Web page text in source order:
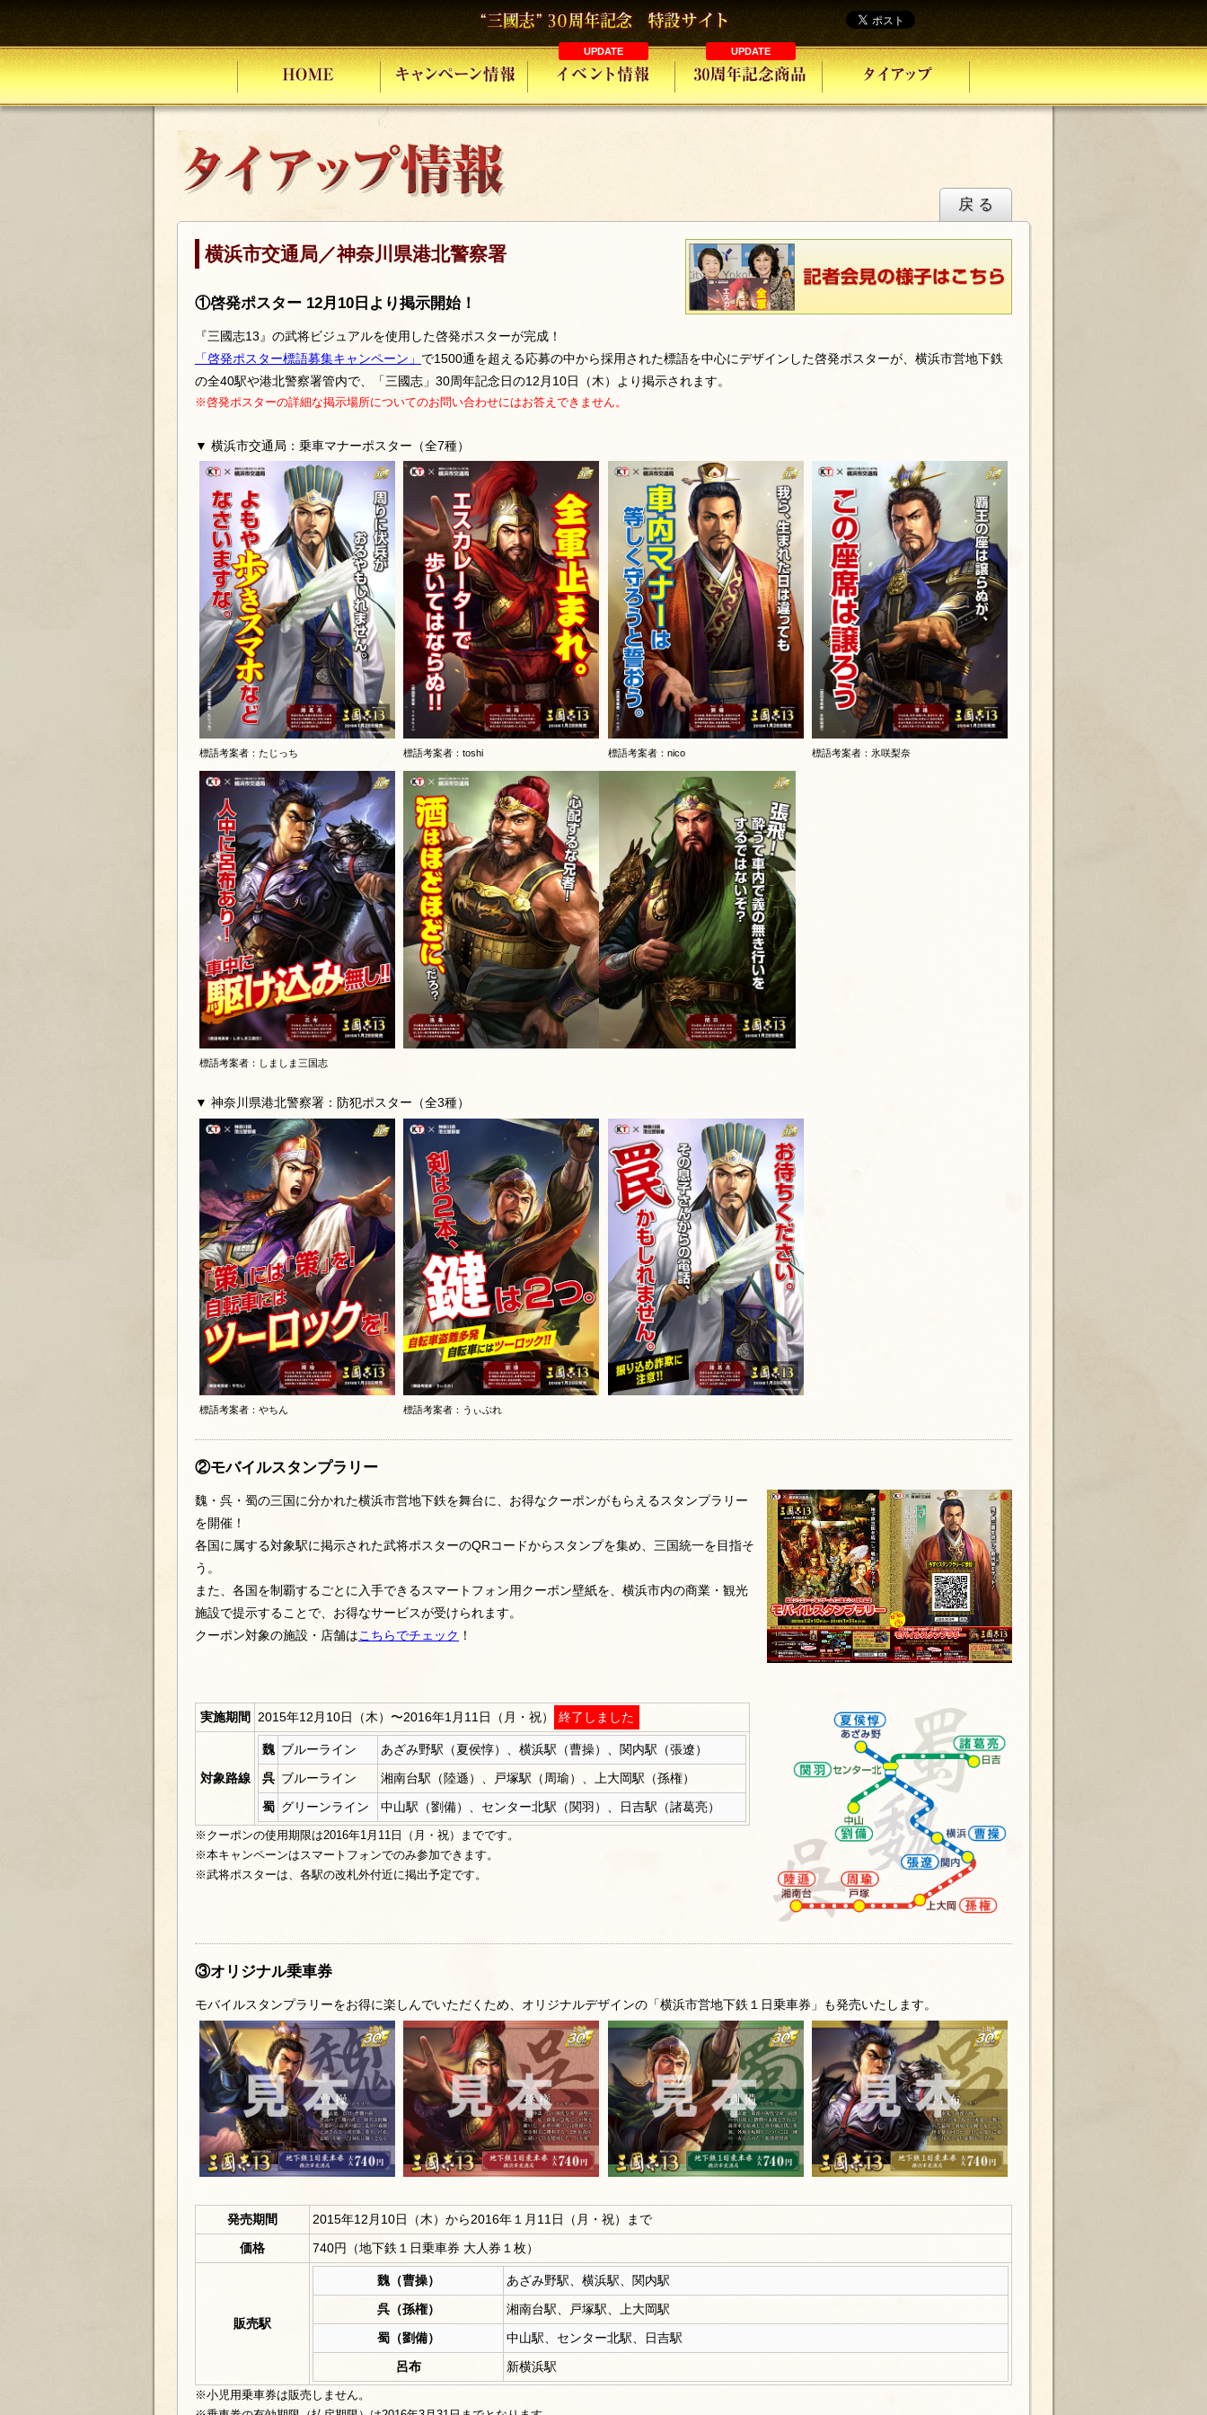
キャンペーン情報
イベント情報
UPDATE
戻 る
横浜市交通局／神奈川県港北警察署
①啓発ポスター 12月10日より掲示開始！
『三國志13』の武将ビジュアルを使用した啓発ポスターが完成！
「啓発ポスター標語募集キャンペーン」 で1500通を超える応募の中から採用された標語を中心にデザインした啓発ポスターが、横浜市営地下鉄
の全40駅や港北警察署管内で、「三國志」30周年記念日の12月10日（木）より掲示されます。
※啓発ポスターの詳細な掲示場所についてのお問い合わせにはお答えできません。
▼ 横浜市交通局：乗車マナーポスター（全7種）
標語考案者：たじっち 標語考案者：toshi 標語考案者：nico 標語考案者：氷咲梨奈
標語考案者：しましま三国志
▼ 神奈川県港北警察署：防犯ポスター（全3種）
標語考案者：やちん 標語考案者：うぃぶれ
②モバイルスタンプラリー
魏・呉・蜀の三国に分かれた横浜市営地下鉄を舞台に、お得なクーポンがもらえるスタンプラリー
を開催！
各国に属する対象駅に掲示された武将ポスターのQRコードからスタンプを集め、三国統一を目指そ
う。
また、各国を制覇するごとに入手できるスマートフォン用クーポン壁紙を、横浜市内の商業・観光
施設で提示することで、お得なサービスが受けられます。
クーポン対象の施設・店舗はこちらでチェック ！
実施期間 2015年12月10日（木）〜2016年1月11日（月・祝） 終了しました
対象路線
魏 ブルーライン
あざみ野駅（夏侯惇）、横浜駅（曹操）、関内駅（張遼）
呉 ブルーライン
湘南台駅（陸遜）、戸塚駅（周瑜）、上大岡駅（孫権）
蜀 グリーンライン 中山駅（劉備）、センター北駅（関羽）、日吉駅（諸葛亮）
※クーポンの使用期限は2016年1月11日（月・祝）までです。
※本キャンペーンはスマートフォンでのみ参加できます。
※武将ポスターは、各駅の改札外付近に掲出予定です。
③オリジナル乗車券
モバイルスタンプラリーをお得に楽しんでいただくため、オリジナルデザインの「横浜市営地下鉄１日乗車券」も発売いたします。
発売期間
2015年12月10日（木）から2016年１月11日（月・祝）まで
価格
740円（地下鉄１日乗車券 大人券１枚）
販売駅
魏（曹操）
あざみ野駅、横浜駅、関内駅
呉（孫権）
湘南台駅、戸塚駅、上大岡駅
蜀（劉備）
中山駅、センター北駅、日吉駅
呂布
新横浜駅
※小児用乗車券は販売しません。